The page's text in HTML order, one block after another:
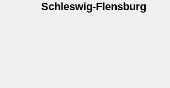
Schleswig-Flensburg